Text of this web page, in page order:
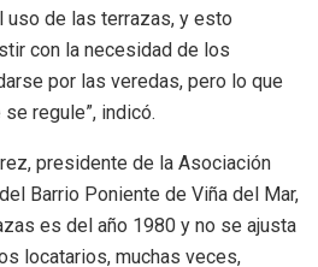
uso de las terrazas, y esto
con la necesidad de los
por las veredas, pero lo que
regule”, indicó.
presidente de la Asociación
Barrio Poniente de Viña del Mar,
es del año 1980 y no se ajusta
locatarios, muchas veces,